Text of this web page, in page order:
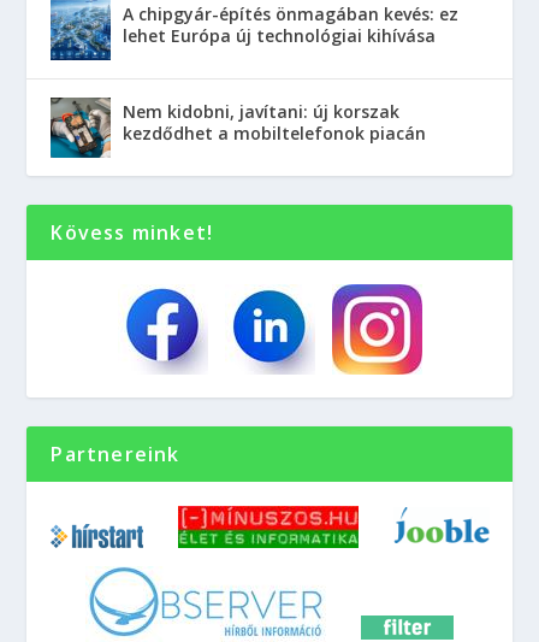
A chipgyár-építés önmagában kevés: ez
lehet Európa új technológiai kihívása
Nem kidobni, javítani: új korszak
kezdődhet a mobiltelefonok piacán
Kövess minket!
Partnereink